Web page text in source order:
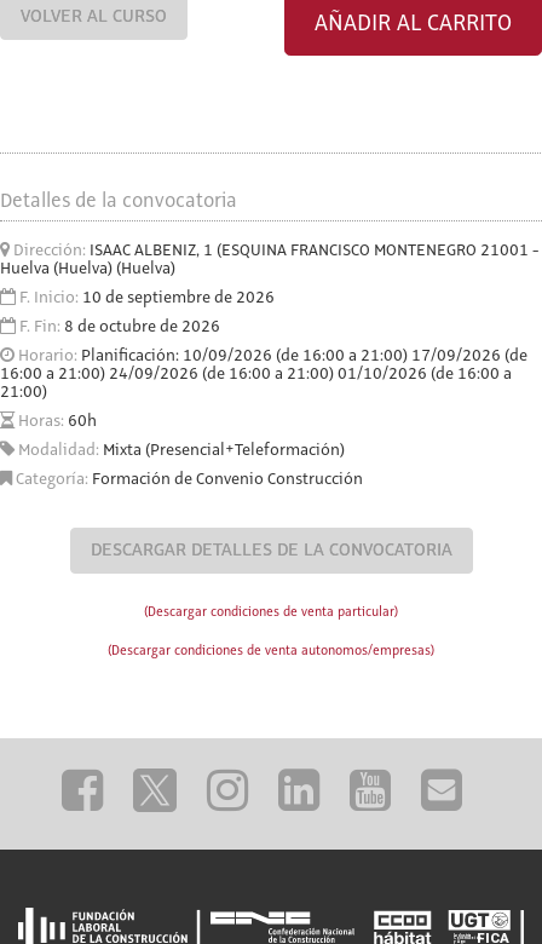
VOLVER AL CURSO AÑADIR AL CARRITO
Detalles de la convocatoria
Dirección:
ISAAC ALBENIZ, 1 (ESQUINA FRANCISCO MONTENEGRO 21001 -
Huelva (Huelva) (Huelva)
F. Inicio: 10 de septiembre de 2026
F. Fin: 8 de octubre de 2026
Horario: Planificación: 10/09/2026 (de 16:00 a 21:00) 17/09/2026 (de
16:00 a 21:00) 24/09/2026 (de 16:00 a 21:00) 01/10/2026 (de 16:00 a
21:00)
Horas: 60h
Modalidad: Mixta (Presencial+Teleformación)
Categoría: Formación de Convenio Construcción
DESCARGAR DETALLES DE LA CONVOCATORIA
(Descargar condiciones de venta particular)
(Descargar condiciones de venta autonomos/empresas)